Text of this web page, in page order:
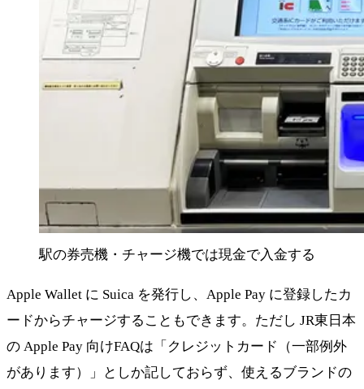
駅の券売機・チャージ機では現金で入金する
Apple Wallet に Suica を発行し、Apple Pay に登録したカ
ードからチャージすることもできます。ただし JR東日本
の Apple Pay 向けFAQは「クレジットカード（一部例外
があります）」としか記しておらず、使えるブランドの